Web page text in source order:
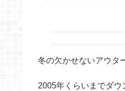
冬の欠かせないアウタ
2005年くらいまでダ